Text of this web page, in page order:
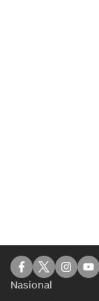
Nasional